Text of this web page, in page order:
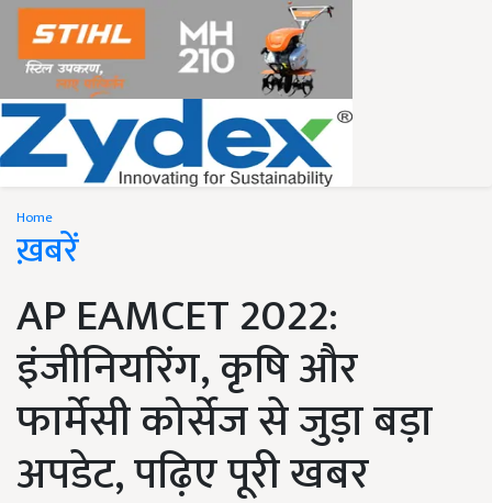
Home
ख़बरें
AP EAMCET 2022:
इंजीनियरिंग, कृषि और
फार्मेसी कोर्सेज से जुड़ा बड़ा
अपडेट, पढ़िए पूरी खबर